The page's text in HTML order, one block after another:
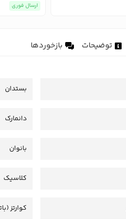
ارسال فوری
توضیحات بازخوردها
بستدان
دانمارک
بانوان
کلاسیک
کوارتز